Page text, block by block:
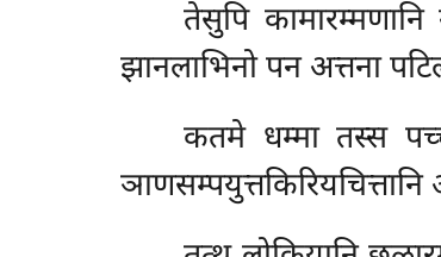
तेसुपि
झानलाभिनो पन अत्तना
कतमे धम्मा तस्स
ञाणसम्पयुत्तकिरियचित्तानि